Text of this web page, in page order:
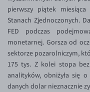
NZD/PLN
RON/PLN
TRY/PLN
ZAR/PLN
EUR/USD
Słowniczek
pierwszy piątek
Stanach Zjednoczonych.
FED podczas
monetarnej. Gorsza od
sektorze pozarolniczym,
175 tys. Z kolei stopa
analityków, obniżyła się
danych dolar nieznacznie